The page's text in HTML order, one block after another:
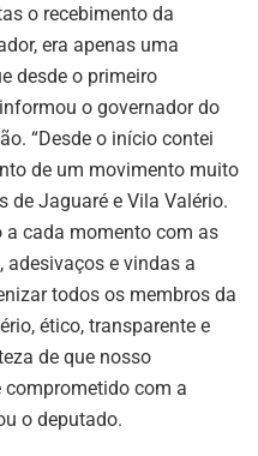
o recebimento da
era apenas uma
desde o primeiro
o governador do
“Desde o início contei
de um movimento muito
de Jaguaré e Vila Valério.
a cada momento com as
adesivaços e vindas a
todos os membros da
ético, transparente e
de que nosso
comprometido com a
o deputado.